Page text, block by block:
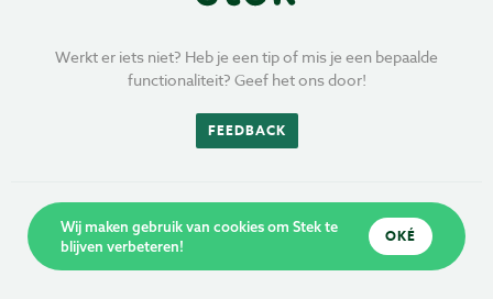
Werkt er iets niet? Heb je een tip of mis je een bepaalde
functionaliteit? Geef het ons door!
FEEDBACK
Wij maken gebruik van cookies om Stek te
blijven verbeteren!
OKÉ